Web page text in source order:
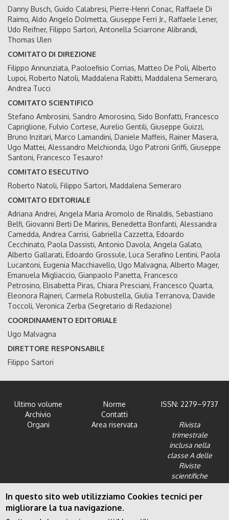
Danny Busch, Guido Calabresi, Pierre-Henri Conac, Raffaele Di
Raimo, Aldo Angelo Dolmetta, Giuseppe Ferri Jr., Raffaele Lener,
Udo Reifner, Filippo Sartori, Antonella Sciarrone Alibrandi,
Thomas Ulen
COMITATO DI DIREZIONE
Filippo Annunziata, Paoloefisio Corrias, Matteo De Poli, Alberto
Lupoi, Roberto Natoli, Maddalena Rabitti, Maddalena Semeraro,
Andrea Tucci
COMITATO SCIENTIFICO
Stefano Ambrosini, Sandro Amorosino, Sido Bonfatti, Francesco
Capriglione, Fulvio Cortese, Aurelio Gentili, Giuseppe Guizzi,
Bruno Inzitari, Marco Lamandini, Daniele Maffeis, Rainer Masera,
Ugo Mattei, Alessandro Melchionda, Ugo Patroni Griffi, Giuseppe
Santoni, Francesco Tesauro†
COMITATO ESECUTIVO
Roberto Natoli, Filippo Sartori, Maddalena Semeraro
COMITATO EDITORIALE
Adriana Andrei, Angela Maria Aromolo de Rinaldis, Sebastiano
Belfi, Giovanni Berti De Marinis, Benedetta Bonfanti, Alessandra
Camedda, Andrea Carrisi, Gabriella Cazzetta, Edoardo
Cecchinato, Paola Dassisti, Antonio Davola, Angela Galato,
Alberto Gallarati, Edoardo Grossule, Luca Serafino Lentini, Paola
Lucantoni, Eugenia Macchiavello, Ugo Malvagna, Alberto Mager,
Emanuela Migliaccio, Gianpaolo Panetta, Francesco
Petrosino, Elisabetta Piras, Chiara Presciani, Francesco Quarta,
Eleonora Rajneri, Carmela Robustella, Giulia Terranova, Davide
Toccoli, Veronica Zerba (Segretario di Redazione)
COORDINAMENTO EDITORIALE
Ugo Malvagna
DIRETTORE RESPONSABILE
Filippo Sartori
Ultimo volume
Archivio
Organi
Norme
Contatti
Area riservata
ISSN: 2279–9737
Rivista
trimestrale
inclusa nella
classe A delle
Riviste
scientifiche
dell'Area 12 -
Scienze giuridiche
In questo sito web utilizziamo Cookies tecnici per
migliorare la tua navigazione.